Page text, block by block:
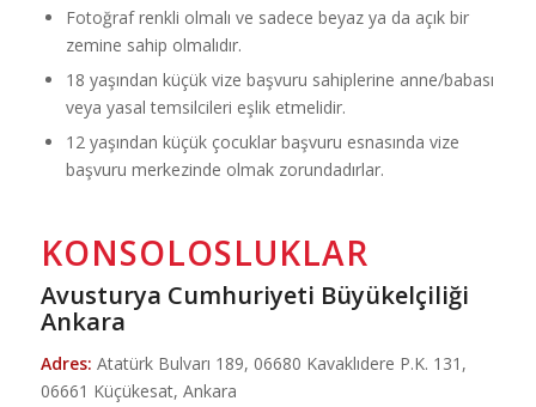
Fotoğraf renkli olmalı ve sadece beyaz ya da açık bir
zemine sahip olmalıdır.
18 yaşından küçük vize başvuru sahiplerine anne/babası
veya yasal temsilcileri eşlik etmelidir.
12 yaşından küçük çocuklar başvuru esnasında vize
başvuru merkezinde olmak zorundadırlar.
KONSOLOSLUKLAR
Avusturya Cumhuriyeti Büyükelçiliği
Ankara
Adres: Atatürk Bulvarı 189, 06680 Kavaklıdere P.K. 131,
06661 Küçükesat, Ankara